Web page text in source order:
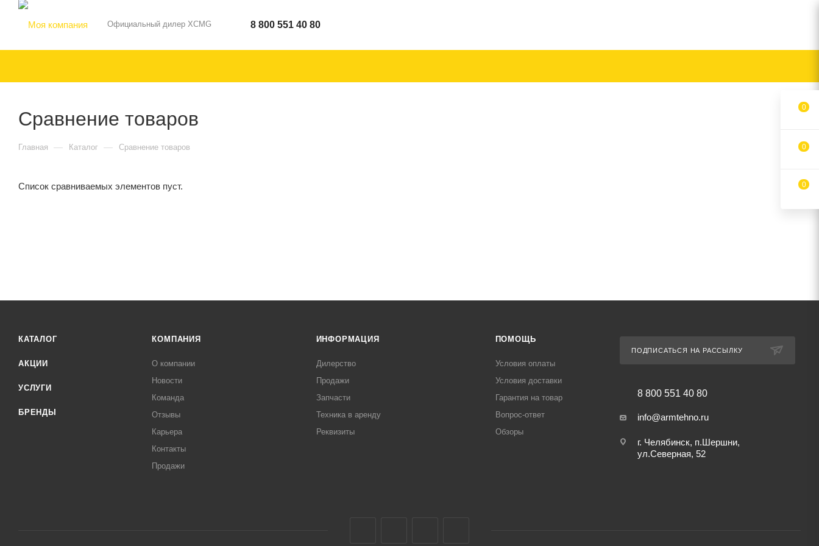
Официальный дилер XCMG 8 800 551 40 80
Сравнение товаров
Главная — Каталог — Сравнение товаров
Список сравниваемых элементов пуст.
КАТАЛОГ
АКЦИИ
УСЛУГИ
БРЕНДЫ
КОМПАНИЯ
О компании
Новости
Команда
Отзывы
Карьера
Контакты
Продажи
ИНФОРМАЦИЯ
Дилерство
Продажи
Запчасти
Техника в аренду
Реквизиты
ПОМОЩЬ
Условия оплаты
Условия доставки
Гарантия на товар
Вопрос-ответ
Обзоры
ПОДПИСАТЬСЯ НА РАССЫЛКУ
8 800 551 40 80
info@armtehno.ru
г. Челябинск, п.Шершни,
ул.Северная, 52
0
0
0